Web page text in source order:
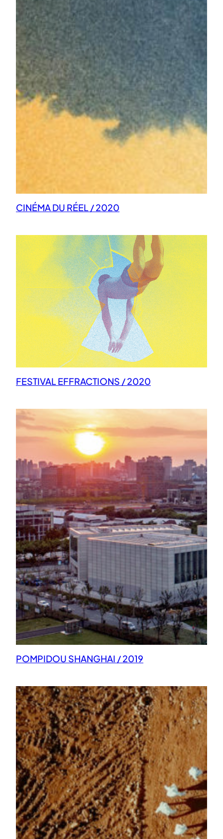
CINÉMA DU RÉEL / 2020
FESTIVAL EFFRACTIONS / 2020
POMPIDOU SHANGHAI / 2019